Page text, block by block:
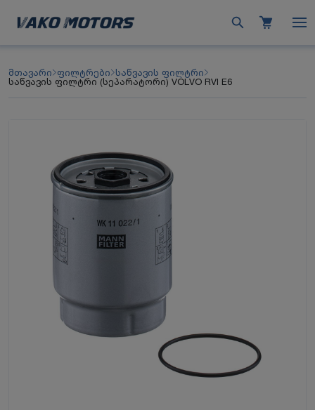
მთავარი ფილტრები საწვავის ფილტრი
საწვავის ფილტრი (სეპარატორი) VOLVO RVI E6